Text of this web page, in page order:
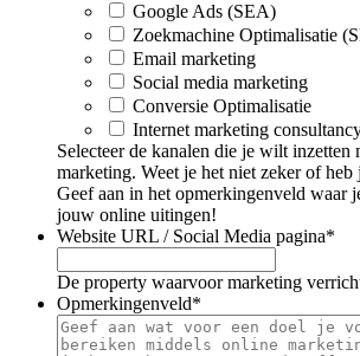
Google Ads (SEA)
Zoekmachine Optimalisatie
Email marketing
Social media marketing
Conversie Optimalisatie
Internet marketing
Selecteer de kanalen die je wilt inzetten
marketing. Weet je het niet zeker of heb
Geef aan in het opmerkingenveld waar
jouw online uitingen!
Website URL / Social Media pagina*
De property waarvoor marketing
Opmerkingenveld*